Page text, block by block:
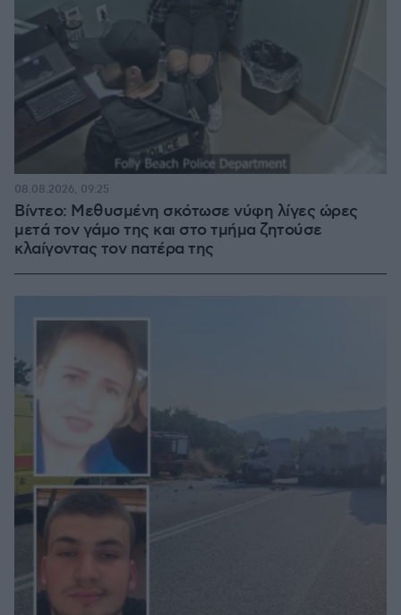
Βίντεο: Μεθυσμένη σκότωσε νύφη λίγες ώρες
μετά τον γάμο της και στο τμήμα ζητούσε
κλαίγοντας τον πατέρα της
08.08.2026, 09:25